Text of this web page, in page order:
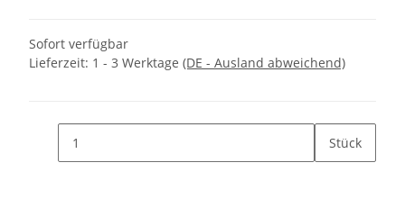
Sofort verfügbar
Lieferzeit: 1 - 3 Werktage (DE - Ausland abweichend)
Stück